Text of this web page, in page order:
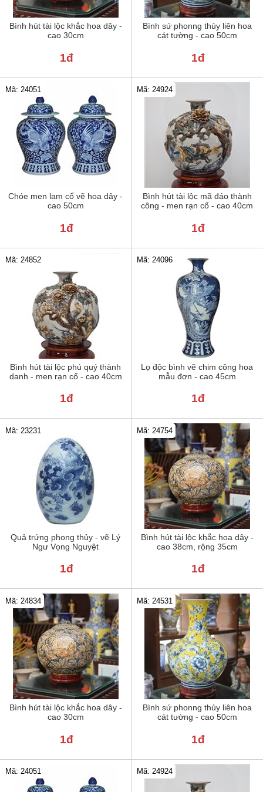
Bình hút tài lộc khắc hoa dây -
cao 30cm
1đ
Bình sứ phonng thủy liên hoa
cát tường - cao 50cm
1đ
Chóe men lam cổ vẽ hoa dây -
cao 50cm
Mã: 24051
1đ
Bình hút tài lộc mã đáo thành
công - men rạn cổ - cao 40cm
Mã: 24924
1đ
Bình hút tài lộc phú quý thành
danh - men rạn cổ - cao 40cm
Mã: 24852
1đ
Lọ độc bình vẽ chim công hoa
mẫu đơn - cao 45cm
Mã: 24096
1đ
Quả trứng phong thủy - vẽ Lý
Ngư Vọng Nguyệt
Mã: 23231
1đ
Bình hút tài lộc khắc hoa dây -
cao 38cm, rộng 35cm
Mã: 24754
1đ
Bình hút tài lộc khắc hoa dây -
cao 30cm
Mã: 24834
1đ
Bình sứ phonng thủy liên hoa
cát tường - cao 50cm
Mã: 24531
1đ
Mã: 24051 Mã: 24924